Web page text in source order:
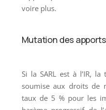
voire plus.
Mutation des apports
Si la SARL est à l’IR,
soumise aux droits de
taux de 5 % pour les